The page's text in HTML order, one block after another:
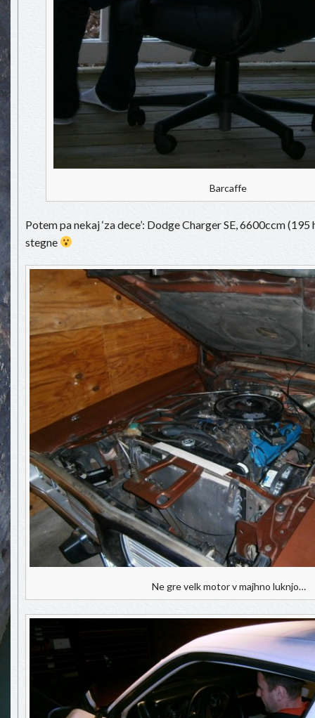
Barcaffe
Potem pa nekaj ‘za dece’: Dodge Charger SE, 6600ccm
stegne
Ne gre velk motor v majhno luknjo…